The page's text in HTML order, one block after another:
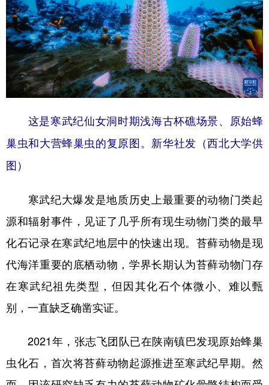
地方频道
北京 天津 河北 山西
辽宁 吉林 上海 江苏
山东 河南 湖北 湖南
新疆 内蒙古 黑龙江
多语种频道
English Español
Deutsch Português
这是寒武纪仙女洞时期浅海古杯礁场景、原始蜂
巢虫和大营蜂巢虫的复原图。新华社发（西北大学供
图）
寒武纪大爆发是地质历史上最重要的动物门类起
源和辐射事件，见证了几乎所有现生动物门类的最早
化石记录在寒武纪地层中的快速出现。苔藓动物是现
代海洋重要的底栖动物，学界长期认为苔藓动物门存
在寒武纪祖先类型，但因其化石个体微小、难以甄
别，一直缺乏确凿实证。
2021年，张志飞团队已在陕南镇巴发现原始蜂巢
虫化石，首次将苔藓动物起源推进至寒武纪早期。然